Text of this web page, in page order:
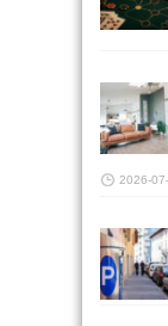
2026-